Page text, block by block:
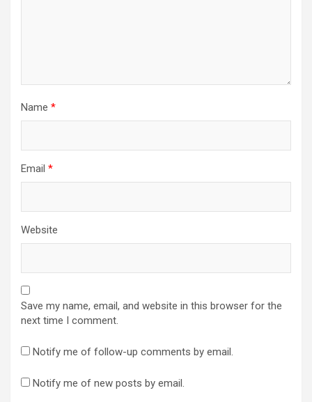
Name *
Email *
Website
Save my name, email, and website in this browser for the
next time I comment.
Notify me of follow-up comments by email.
Notify me of new posts by email.